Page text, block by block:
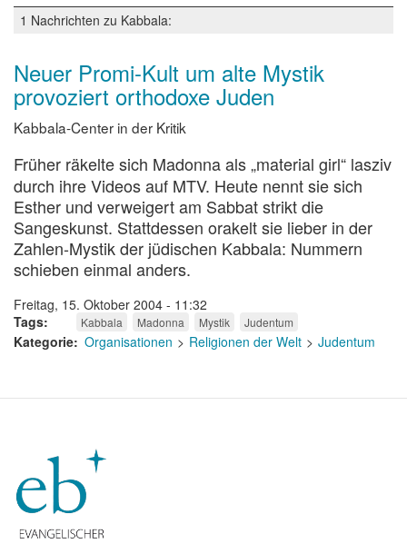
1 Nachrichten zu Kabbala:
Neuer Promi-Kult um alte Mystik
provoziert orthodoxe Juden
Kabbala-Center in der Kritik
Früher räkelte sich Madonnaals „material girl“ lasziv
durch ihre Videos auf MTV. Heute nennt sie sich
Esther und verweigert am Sabbat strikt die
Sangeskunst. Stattdessen orakelt sie lieber in der
Zahlen-Mystik der jüdischen Kabbala: Nummern
schieben einmal anders.
Freitag, 15. Oktober 2004 - 11:32
Tags
Kabbala Madonna Mystik Judentum
Kategorie Organisationen Religionen der Welt Judentum